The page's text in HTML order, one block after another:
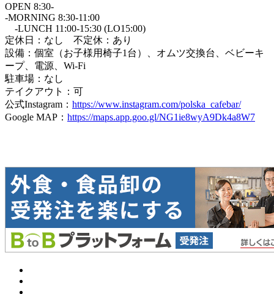
OPEN 8:30-
-MORNING 8:30-11:00
-LUNCH 11:00-15:30 (LO15:00)
定休日：なし 不定休：あり
設備：個室（お子様用椅子1台）、オムツ交換台、ベビーキ
ープ、電源、Wi-Fi
駐車場：なし
テイクアウト：可
公式Instagram： https://www.instagram.com/polska_cafebar/
Google MAP： https://maps.app.goo.gl/NG1ie8wyA9Dk4a8W7